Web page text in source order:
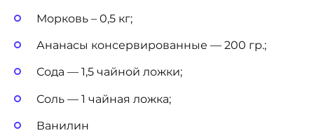
Морковь – 0,5 кг;
Ананасы консервированные — 200 гр.;
Сода — 1,5 чайной ложки;
Соль — 1 чайная ложка;
Ванилин